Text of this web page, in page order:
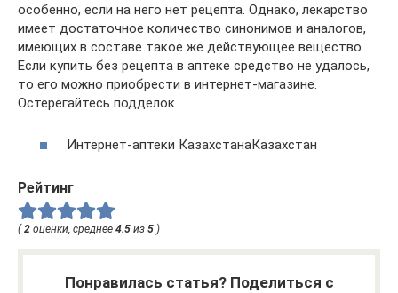
особенно, если на него нет рецепта. Однако, лекарство
имеет достаточное количество синонимов и аналогов,
имеющих в составе такое же действующее вещество.
Если купить без рецепта в аптеке средство не удалось,
то его можно приобрести в интернет-магазине.
Остерегайтесь подделок.
Интернет-аптеки КазахстанаКазахстан
Рейтинг
( 2 оценки, среднее 4.5 из 5 )
Понравилась статья? Поделиться с